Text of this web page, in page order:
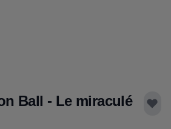
Ball - Le miraculé